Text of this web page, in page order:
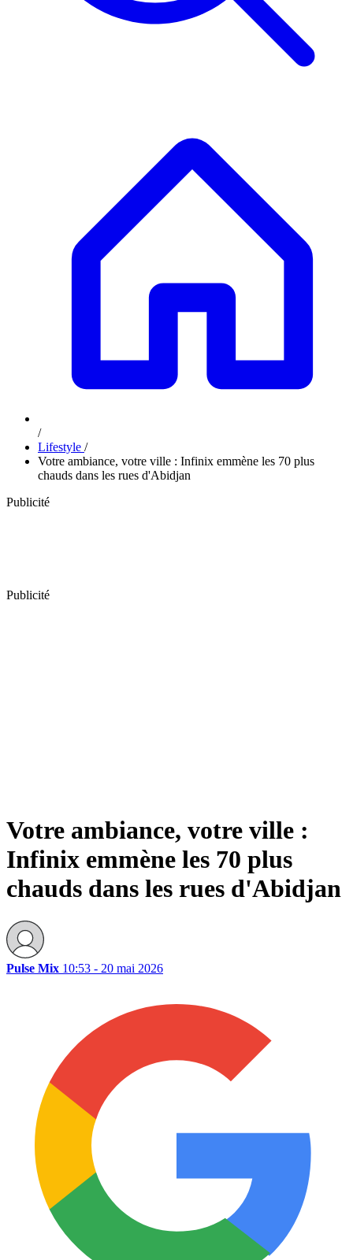
/
Lifestyle /
Votre ambiance, votre ville : Infinix emmène les 70 plus
chauds dans les rues d'Abidjan
Publicité
Publicité
Votre ambiance, votre ville :
Infinix emmène les 70 plus
chauds dans les rues d'Abidjan
Pulse Mix 10:53 - 20 mai 2026